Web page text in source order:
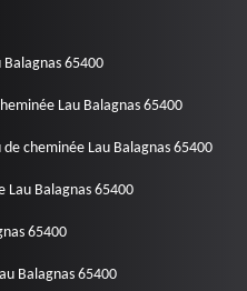
65400
Lau Balagnas 65400
cheminée Lau Balagnas 65400
Lau Balagnas 65400
65400
Balagnas 65400